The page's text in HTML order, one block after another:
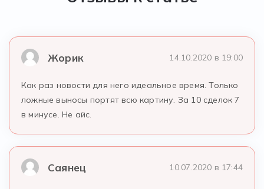
Жорик 14.10.2020 в 19:00
Как раз новости для него идеальное время. Только
ложные выносы портят всю картину. За 10 сделок 7
в минусе. Не айс.
Саянец 10.07.2020 в 17:44